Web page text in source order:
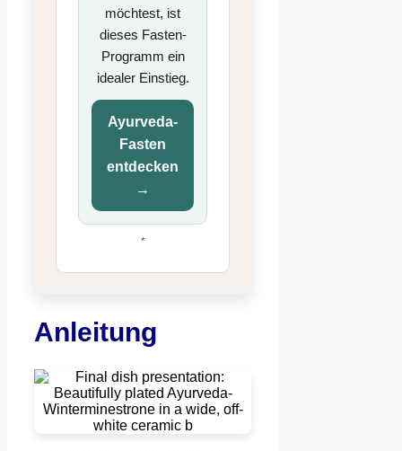
möchtest, ist
dieses Fasten-
Programm ein
idealer Einstieg.
Ayurveda-
Fasten
entdecken
→
*
Anleitung